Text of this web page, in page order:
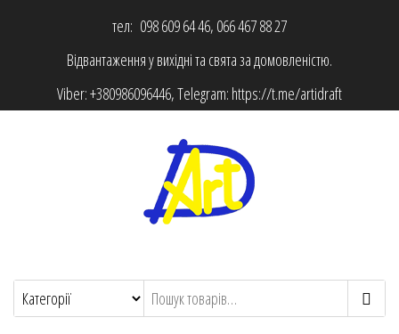
тел: 098 609 64 46, 066 467 88 27
Відвантаження у вихідні та свята за домовленістю.
Viber:+380986096446, Telegram: https://t.me/artidraft